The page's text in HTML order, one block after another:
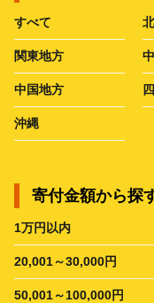
すべて
関東地方
中国地方
沖縄
寄付金額から探
1万円以内
20,001～30,000円
50,001～100,000円